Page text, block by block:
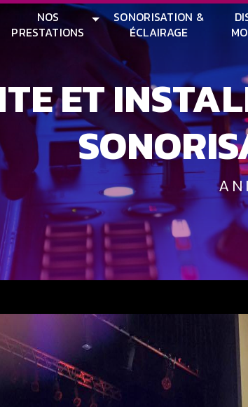
NOS
PRESTATIONS
SONORISATION &
ÉCLAIRAGE